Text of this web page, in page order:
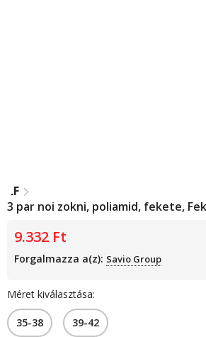
4F
3 par noi zokni, poliamid, fekete,
9.332 Ft
Forgalmazza a(z): Savio Group
Méret kiválasztása:
35-38 39-42